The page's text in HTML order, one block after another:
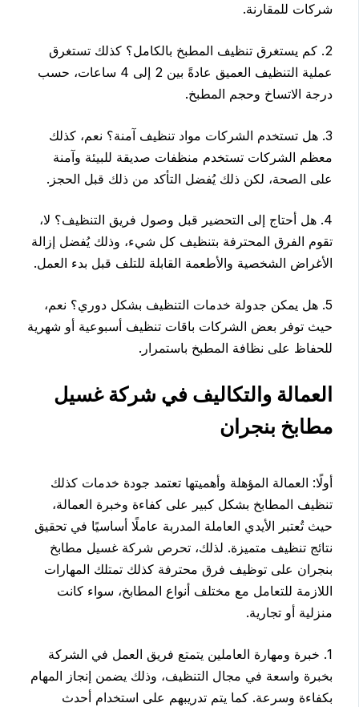
شركات للمقارنة.
2. كم يستغرق تنظيف المطبخ بالكامل؟ كذلك تستغرق
عملية التنظيف العميق عادةً بين 2 إلى 4 ساعات، حسب
درجة الاتساخ وحجم المطبخ.
3. هل تستخدم الشركات مواد تنظيف آمنة؟ نعم، كذلك
معظم الشركات تستخدم منظفات صديقة للبيئة وآمنة
على الصحة، لكن ذلك يُفضل التأكد من ذلك قبل الحجز.
4. هل أحتاج إلى التحضير قبل وصول فريق التنظيف؟ لا،
تقوم الفرق المحترفة بتنظيف كل شيء، وذلك يُفضل إزالة
الأغراض الشخصية والأطعمة القابلة للتلف قبل بدء العمل.
5. هل يمكن جدولة خدمات التنظيف بشكل دوري؟ نعم،
حيث توفر بعض الشركات باقات تنظيف أسبوعية أو شهرية
للحفاظ على نظافة المطبخ باستمرار.
العمالة والتكاليف في شركة غسيل
مطابخ بنجران
أولًا: العمالة المؤهلة وأهميتها تعتمد جودة خدمات كذلك
تنظيف المطابخ بشكل كبير على كفاءة وخبرة العمالة،
حيث تُعتبر الأيدي العاملة المدربة عاملًا أساسيًا في تحقيق
نتائج تنظيف متميزة. لذلك، تحرص شركة غسيل مطابخ
بنجران على توظيف فرق محترفة كذلك تمتلك المهارات
اللازمة للتعامل مع مختلف أنواع المطابخ، سواء كانت
منزلية أو تجارية.
1. خبرة ومهارة العاملين يتمتع فريق العمل في الشركة
بخبرة واسعة في مجال التنظيف، وذلك يضمن إنجاز المهام
بكفاءة وسرعة. كما يتم تدريبهم على استخدام أحدث